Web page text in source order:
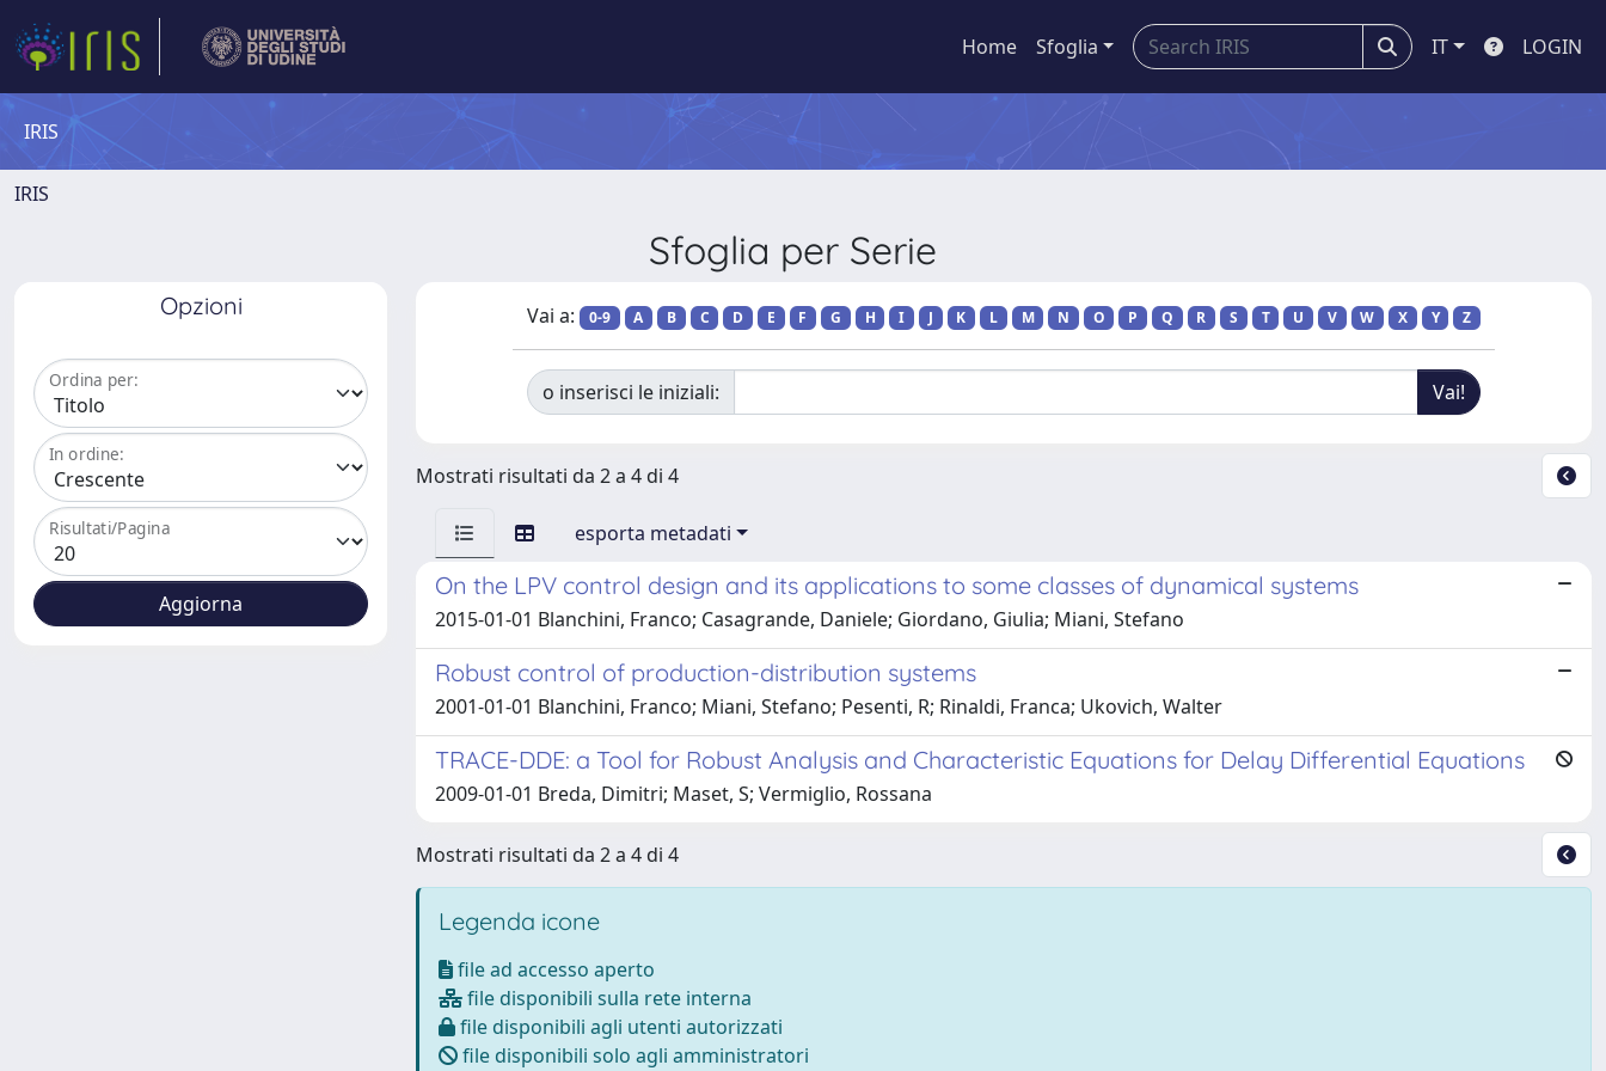
Home Sfoglia IT LOGIN
IRIS
IRIS
Sfoglia per Serie
Opzioni
Ordina per:
In ordine:
Risultati/Pagina
Vai a: 0-9 A B C D E F G H I J K L M N O P Q R S T U V W X Y Z
o inserisci le iniziali:
Mostrati risultati da 2 a 4 di 4
esporta metadati
On the LPV control design and its applications to some classes of dynamical systems
2015-01-01 Blanchini, Franco; Casagrande, Daniele; Giordano, Giulia; Miani, Stefano
Robust control of production-distribution systems
2001-01-01 Blanchini, Franco; Miani, Stefano; Pesenti, R; Rinaldi, Franca; Ukovich, Walter
TRACE-DDE: a Tool for Robust Analysis and Characteristic Equations for Delay Differential Equations
2009-01-01 Breda, Dimitri; Maset, S; Vermiglio, Rossana
Mostrati risultati da 2 a 4 di 4
Legenda icone
file ad accesso aperto
file disponibili sulla rete interna
file disponibili agli utenti autorizzati
file disponibili solo agli amministratori